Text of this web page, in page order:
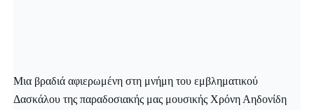
Μια βραδιά αφιερωμένη στη μνήμη του εμβληματικού
Δασκάλου της παραδοσιακής μας μουσικής Χρόνη Αηδονίδη